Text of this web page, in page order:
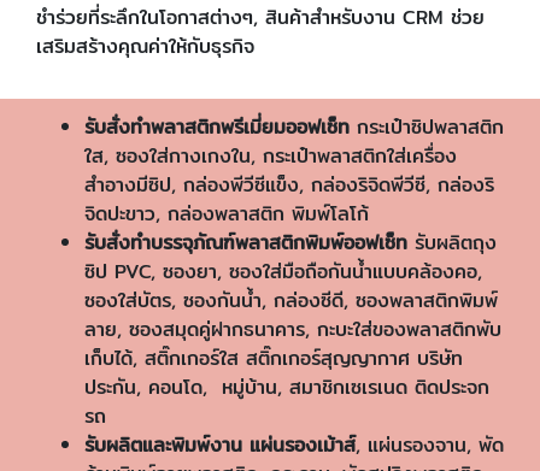
ชำร่วยที่ระลึกในโอกาสต่างๆ, สินค้าสำหรับงาน CRM ช่วย
เสริมสร้างคุณค่าให้กับธุรกิจ
รับสั่งทำพลาสติกพรีเมี่ยมออฟเซ็ท กระเป๋าซิปพลาสติก
ใส, ซองใส่กางเกงใน, กระเป๋าพลาสติกใส่เครื่อง
สำอางมีซิป, กล่องพีวีซีแข็ง, กล่องริจิดพีวีซี, กล่องริ
จิดปะขาว, กล่องพลาสติก พิมพ์โลโก้
รับสั่งทำบรรจุภัณฑ์พลาสติกพิมพ์ออฟเซ็ท รับผลิตถุง
ซิป PVC, ซองยา, ซองใส่มือถือกันน้ำแบบคล้องคอ,
ซองใส่บัตร, ซองกันน้ำ, กล่องซีดี, ซองพลาสติกพิมพ์
ลาย, ซองสมุดคู่ฝากธนาคาร, กะบะใส่ของพลาสติกพับ
เก็บได้, สติ๊กเกอร์ใส สติ๊กเกอร์สุญญากาศ บริษัท
ประกัน, คอนโด, หมู่บ้าน, สมาชิกเซเรเนด ติดประจก
รถ
รับผลิตและพิมพ์งาน แผ่นรองเม้าส์, แผ่นรองจาน, พัด